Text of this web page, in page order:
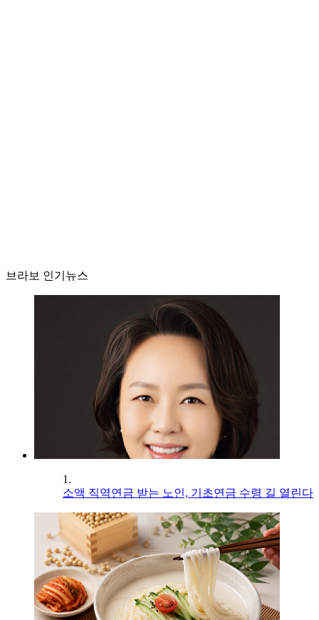
브라보 인기뉴스
1.
소액 직역연금 받는 노인, 기초연금 수령 길 열린다